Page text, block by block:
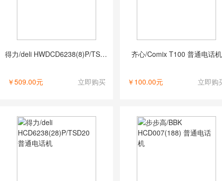
得力/deli HWDCD6238(8)P/TSD 普通电话机
￥509.00元 立即购买
齐心/Comix T100 普通电话机
￥100.00元 立即购